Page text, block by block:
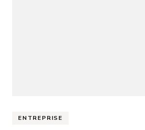
ENTREPRISE